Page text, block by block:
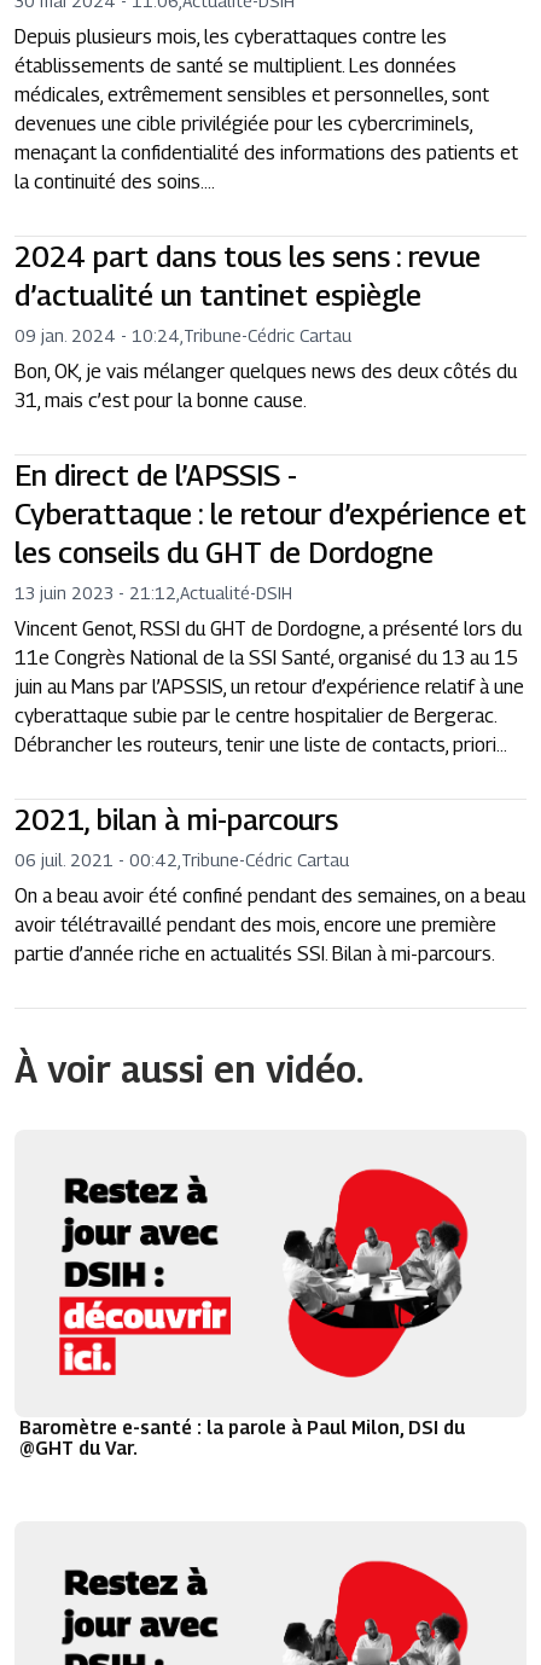
Depuis plusieurs mois, les cyberattaques contre les
établissements de santé se multiplient. Les données
médicales, extrêmement sensibles et personnelles, sont
devenues une cible privilégiée pour les cybercriminels,
menaçant la confidentialité des informations des patients et
la continuité des soins....
2024 part dans tous les sens : revue
d’actualité un tantinet espiègle
09 jan. 2024 - 10:24 Tribune-Cédric Cartau
Bon, OK, je vais mélanger quelques news des deux côtés du
31, mais c’est pour la bonne cause.
En direct de l’APSSIS -
Cyberattaque : le retour d’expérience et
les conseils du GHT de Dordogne
13 juin 2023 - 21:12 Actualité-DSIH
Vincent Genot, RSSI du GHT de Dordogne, a présenté lors du
11e Congrès National de la SSI Santé, organisé du 13 au 15
juin au Mans par l’APSSIS, un retour d’expérience relatif à une
cyberattaque subie par le centre hospitalier de Bergerac.
Débrancher les routeurs, tenir une liste de contacts, priori...
2021, bilan à mi-parcours
06 juil. 2021 - 00:42 Tribune-Cédric Cartau
On a beau avoir été confiné pendant des semaines, on a beau
avoir télétravaillé pendant des mois, encore une première
partie d’année riche en actualités SSI. Bilan à mi-parcours.
À voir aussi en vidéo.
Baromètre e-santé : la parole à Paul Milon, DSI du
@GHT du Var.